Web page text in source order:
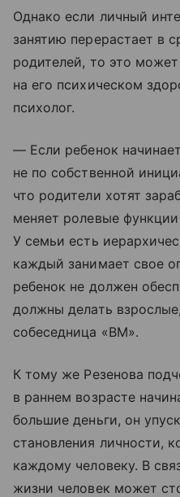
Однако если личный
занятию перерастает в
родителей, то это может
на его психическом
психолог.
— Если ребенок
не по собственной
что родители хотят
меняет ролевые
У семьи есть
каждый занимает свое
ребенок не должен
должны делать
собеседница «ВМ».
К тому же Резенова
в раннем возрасте
большие деньги, он
становления личности,
каждому человеку. В
жизни человек может